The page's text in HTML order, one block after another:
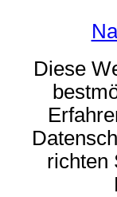
Diese
richten